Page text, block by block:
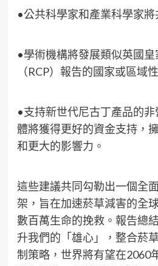
•公共科學家和產業科學家將
•學術機構將發展類似英國
（RCP）報告的國家或區域
•支持新世代尼古丁產品的
體將獲得更好的資金支持，
和更大的影響力。
這些建議共同勾勒出一個全
架，旨在加速菸草減害的全
數百萬生命的挽救。報告總
升我們的「雄心」，整合菸
制策略，世界將有望在2060